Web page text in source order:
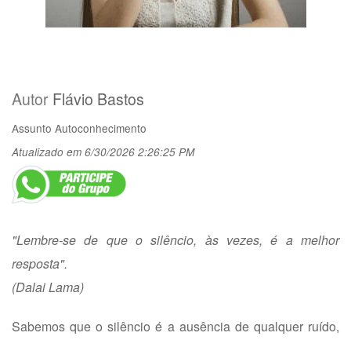
Autor Flávio Bastos
Assunto Autoconhecimento
Atualizado em 6/30/2026 2:26:25 PM
"Lembre-se de que o silêncio, às vezes, é a melhor
resposta".
(Dalai Lama)
Sabemos que o silêncio é a ausência de qualquer ruído,